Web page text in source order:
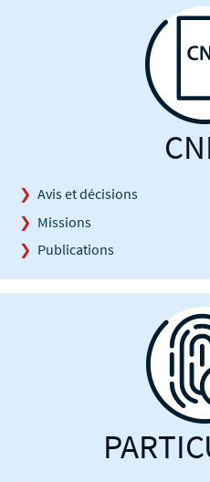
Avis et décisions
Missions
Publications